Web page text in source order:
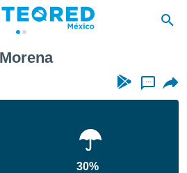
...
30%